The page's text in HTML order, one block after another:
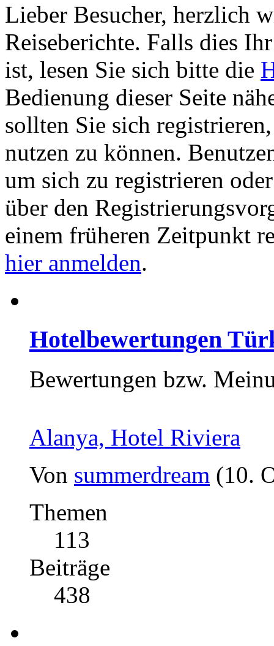
Lieber Besucher, herzlich
Reiseberichte. Falls dies
ist, lesen Sie sich bitte die
Bedienung dieser Seite
sollten Sie sich
nutzen zu können.
um sich zu registrieren
über den
einem früheren Zeitpunkt
hier anmelden.
Hotelbewertungen
Bewertungen bzw.
Alanya, Hotel Riviera
Von summerdream (10.
Themen
113
Beiträge
438